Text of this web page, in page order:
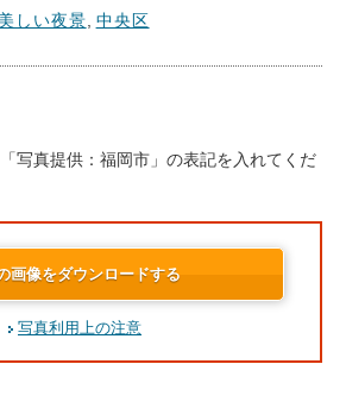
美しい夜景 中央区
写真提供：福岡市」の表記を入れてくだ
画像をダウンロードする
写真利用上の注意